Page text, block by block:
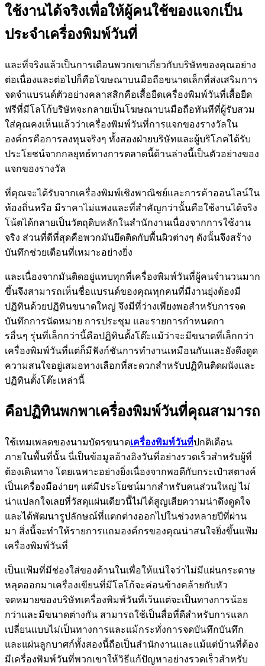
ใช้งานได้จริงเพื่อให้ผู้คนใช้ของแจกเป็น
ประจำเครื่องพิมพ์วันที่
และที่จริงแล้วเป็นการเตือนพวกเขาเกี่ยวกับบริษัทของคุณอย่าง
ต่อเนื่องและต่อไปก็คือโฆษณาบนมือถือขนาดเล็กที่ส่งเสริมการ
จดจำแบรนด์ตัวอย่างคลาสสิกคือเสื้อยืดเครื่องพิมพ์วันที่เสื้อยืด
ฟรีที่มีโลโก้บริษัทจะกลายเป็นโฆษณาบนมือถือทันทีที่ผู้รับสวม
ใส่คุณคงเห็นแล้วว่าเครื่องพิมพ์วันที่การแจกของรางวัลใน
องค์กรคือการลงทุนจริงๆ ทั้งสองฝ่ายบริษัทและผู้บริโภคได้รับ
ประโยชน์จากกลยุทธ์ทางการตลาดนี้ด้านล่างนี้เป็นตัวอย่างของ
แจกของรางวัล
ที่คุณจะได้รับจากเครื่องพิมพ์เชิงพาณิชย์และการค้าออนไลน์ใน
ท้องถิ่นหรือ มีราคาไม่แพงและที่สำคัญกว่านั้นคือใช้งานได้จริง
โน้ตได้กลายเป็นวัตถุดิบหลักในสำนักงานเนื่องจากการใช้งาน
จริง ส่วนที่ดีที่สุดคือพวกมันยึดติดกับพื้นผิวต่างๆ ดังนั้นจึงสร้าง
บันทึกช่วยเตือนที่เหมาะอย่างยิ่ง
และเนื่องจากมันติดอยู่แทบทุกที่เครื่องพิมพ์วันที่ผู้คนจำนวนมาก
ขึ้นจึงสามารถเห็นชื่อแบรนด์ของคุณทุกคนที่มีงานยุ่งต้องมี
ปฏิทินด้วยปฏิทินขนาดใหญ่ จึงมีที่ว่างเพียงพอสำหรับการจด
บันทึกการนัดหมาย การประชุม และรายการกำหนดกา
รอื่นๆ รุ่นที่เล็กกว่านี้คือปฏิทินตั้งโต๊ะแม้ว่าจะมีขนาดที่เล็กกว่า
เครื่องพิมพ์วันที่แต่ก็มีฟังก์ชันการทำงานเหมือนกันและยังดึงดูด
ความสนใจอยู่เสมอทางเลือกที่สะดวกสำหรับปฏิทินติดผนังและ
ปฏิทินตั้งโต๊ะเหล่านี้
คือปฏิทินพกพาเครื่องพิมพ์วันที่คุณสามารถ
ใช้เทมเพลตของนามบัตรขนาดเครื่องพิมพ์วันที่ปกติเดือน
ภายในพื้นที่นั้น นี่เป็นข้อมูลอ้างอิงวันที่อย่างรวดเร็วสำหรับผู้ที่
ต้องเดินทาง โดยเฉพาะอย่างยิ่งเนื่องจากพอดีกับกระเป๋าสตางค์
เป็นเครื่องมือง่ายๆ แต่มีประโยชน์มากสำหรับคนส่วนใหญ่ ไม่
น่าแปลกใจเลยที่วัสดุแผ่นเดียวนี้ไม่ได้สูญเสียความน่าดึงดูดใจ
และได้พัฒนารูปลักษณ์ที่แตกต่างออกไปในช่วงหลายปีที่ผ่าน
มา สิ่งนี้จะทำให้รายการแถมองค์กรของคุณน่าสนใจยิ่งขึ้นแฟ้ม
เครื่องพิมพ์วันที่
เป็นแฟ้มที่มีช่องใส่ของด้านในเพื่อให้แน่ใจว่าไม่มีแผ่นกระดาษ
หลุดออกมาเครื่องเขียนที่มีโลโก้จะค่อนข้างคล้ายกับหัว
จดหมายของบริษัทเครื่องพิมพ์วันที่เว้นแต่จะเป็นทางการน้อย
กว่าและมีขนาดต่างกัน สามารถใช้เป็นสื่อที่ดีสำหรับการแลก
เปลี่ยนแบบไม่เป็นทางการและแม้กระทั่งการจดบันทึกบันทึก
และแผ่นลูกบาศก์ทั้งสองนี้ถือเป็นสำนักงานและแม้แต่บ้านที่ต้อง
มีเครื่องพิมพ์วันที่พวกเขาให้วิธีแก้ปัญหาอย่างรวดเร็วสำหรับ